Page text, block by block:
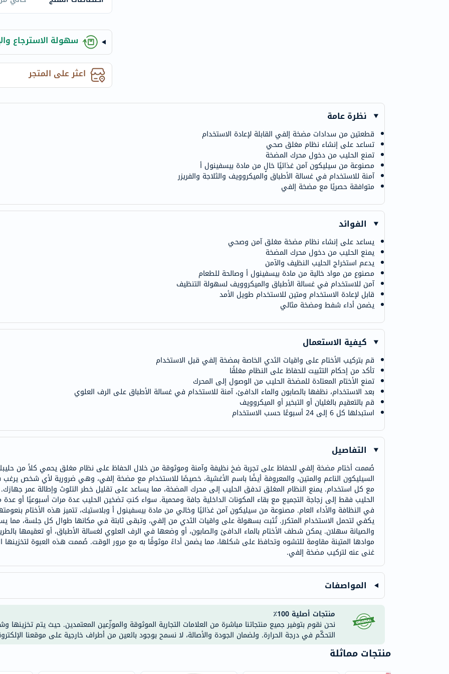
accu-
chek
activise
acuvue
annemarie-
borlind
mustela
egoqv
vitalproteins
fino
doppelherz
NMN
dessert-
essence
Biochem
SVR
skinceuticals
true-
الصحة
أساسيات
العناية
سهولة الاسترجاع
اعثر على المتجر
نظرة عامة
قطعتين من سدادات مضخة إلفي القابلة لإعادة الاستخدام
تساعد على إنشاء نظام مغلق صحي
تمنع الحليب من دخول محرك المضخة
مصنوعة من سيليكون آمن غذائيًا خالٍ من مادة بيسفينول أ
آمنة للاستخدام في غسالة الأطباق والميكروويف والثلاجة والفريزر
متوافقة حصريًا مع مضخة إلفي
الفوائد
يساعد على إنشاء نظام مضخة مغلق آمن وصحي
يمنع الحليب من دخول محرك المضخة
يدعم استخراج الحليب النظيف والآمن
مصنوع من مواد خالية من مادة بيسفينول أ وصالحة للطعام
آمن للاستخدام في غسالة الأطباق والميكروويف لسهولة التنظيف
قابل لإعادة الاستخدام ومتين للاستخدام طويل الأمد
يضمن أداء شفط ومضخة مثالي
كيفية الاستعمال
قم بتركيب الأختام على واقيات الثدي الخاصة بمضخة إلفي قبل الاستخدام
تأكد من إحكام التثبيت للحفاظ على النظام مغلقًا
تمنع الأختام المعتادة للمضخة الحليب من الوصول إلى المحرك
بعد الاستخدام، نظفها بالصابون والماء الدافئ، آمنة للاستخدام في غسالة الأطباق على الرف العلوي
قم بالتعقيم بالغليان أو التبخير أو الميكروويف
استبدلها كل 6 إلى 24 أسبوعًا حسب الاستخدام
التفاصيل
صُممت أختام مضخة إلفي للحفاظ على تجربة ضخ نظيفة وآمنة وموثوقة من خلال الحفاظ على نظام مغلق يحمي كلاً من
السيليكون الناعم والمتين، والمعروفة أيضًا باسم الأغشية، خصيصًا للاستخدام مع مضخة إلفي، وهي ضرورية لأي شخص
مع كل استخدام. يمنع النظام المغلق تدفق الحليب إلى محرك المضخة، مما يساعد على تقليل خطر التلوث وإطالة عمر
الحليب فقط إلى زجاجة التجميع مع بقاء المكونات الداخلية جافة ومحمية. سواء كنتِ تضخين الحليب عدة مرات أسبوعيًا أو
في النظافة والأداء العام. مصنوعة من سيليكون آمن غذائيًا وخالي من مادة بيسفينول أ وبلاستيك، تتميز هذه الأختام
يكفي لتحمل الاستخدام المتكرر. تُثبت بسهولة على واقيات الثدي من إلفي، وتبقى ثابتة في مكانها طوال كل جلسة، مما
والصيانة سهلان. يمكن شطف الأختام بالماء الدافئ والصابون، أو وضعها في الرف العلوي لغسالة الأطباق، أو تعقيمها
موادها المتينة مقاومة للتشوه وتحافظ على شكلها، مما يضمن أداءً موثوقًا به مع مرور الوقت. صُممت هذه العبوة
غنى عنه لتركيب مضخة إلفي.
المواصفات
منتجات أصلية 100٪
نحن نقوم بتوفير جميع منتجاتنا مباشرة من العلامات التجارية الموثوقة والموزّعين المعتمدين. حيث يتم
التحكّم في درجة الحرارة. ولضمان الجودة والأصالة، لا نسمح بوجود بائعين من أطراف خارجية على موقعنا
منتجات مماثلة